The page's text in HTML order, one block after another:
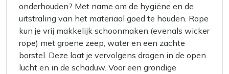
onderhouden? Met name om de hygiëne en de
uitstraling van het materiaal goed te houden. Rope
kun je vrij makkelijk schoonmaken (evenals wicker
rope) met groene zeep, water en een zachte
borstel. Deze laat je vervolgens drogen in de open
lucht en in de schaduw. Voor een grondige